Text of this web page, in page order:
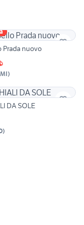
Cappello Prada nuovo
MI)
DA SOLE
)